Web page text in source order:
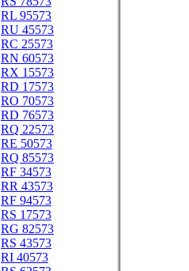
RL 95573
RU 45573
RC 25573
RN 60573
RX 15573
RD 17573
RO 70573
RD 76573
RQ 22573
RE 50573
RQ 85573
RF 34573
RR 43573
RF 94573
RS 17573
RG 82573
RS 43573
RI 40573